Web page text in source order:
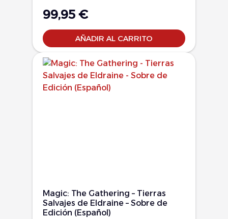
99,95 €
AÑADIR AL CARRITO
Magic: The Gathering – Tierras
Salvajes de Eldraine – Sobre de
Edición (Español)